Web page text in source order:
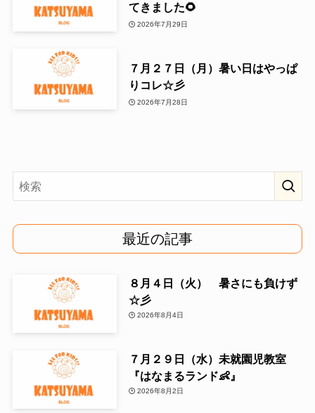
てきました🌻
2026年7月29日
７月２７日（月）暑い日はやっぱ
りコレ☆彡
2026年7月28日
最近の記事
８月４日（火） 暑さにも負けず
☆彡
2026年8月4日
７月２９日（水）未就園児教室
『はなまるランド👶』
2026年8月2日